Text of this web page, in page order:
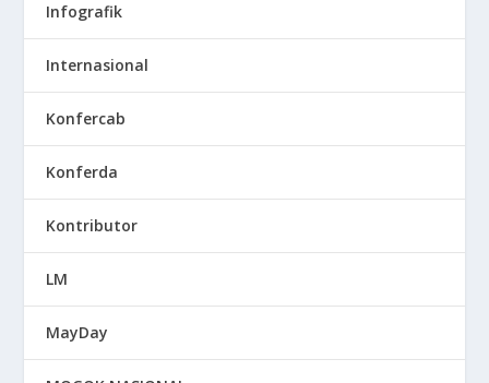
Infografik
Internasional
Konfercab
Konferda
Kontributor
LM
MayDay